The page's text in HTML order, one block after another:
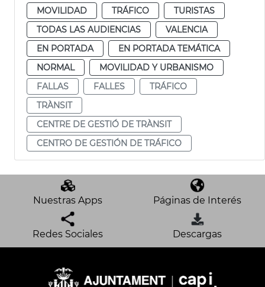
MOVILIDAD TRÁFICO
TURISTAS
TODAS LAS AUDIENCIAS
VALENCIA
EN PORTADA
EN PORTADA TEMÁTICA
NORMAL
MOVILIDAD Y URBANISMO
FALLAS
FALLES
TRÁFICO
TRÀNSIT
CENTRE DE GESTIÓ DE TRÀNSIT
CENTRO DE GESTIÓN DE TRÁFICO
Nuestras Apps Páginas de Interés
Redes Sociales Descargas